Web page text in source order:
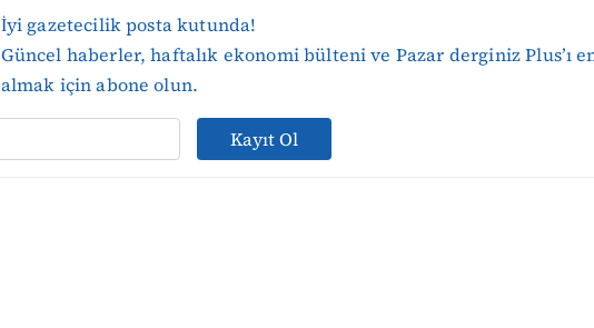
İyi gazetecilik posta kutunda!
Güncel haberler, haftalık ekonomi bülteni ve Pazar derginiz Plus’ı
almak için abone olun.
Kayıt Ol